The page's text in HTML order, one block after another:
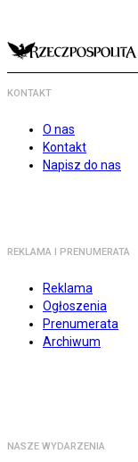
KONTAKT
O nas
Kontakt
Napisz do nas
REKLAMA I PRENUMERATA
Reklama
Ogłoszenia
Prenumerata
Archiwum
NASZE WYDARZENIA